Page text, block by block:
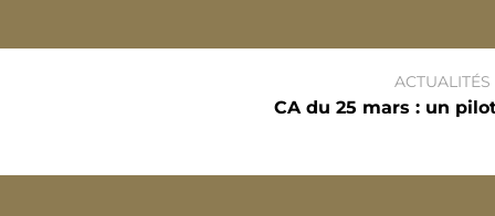
ACTUALITÉS
CA du 25 mars : un